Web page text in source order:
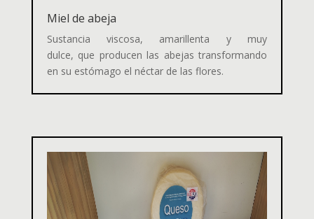
Miel de abeja
Sustancia viscosa, amarillenta y muy
dulce, que producen las abejas transformando
en su estómago el néctar de las flores.